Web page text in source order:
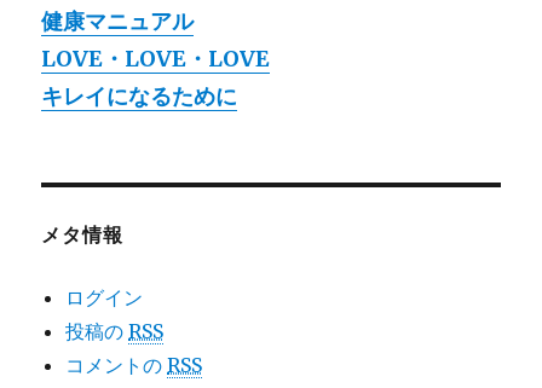
健康マニュアル
LOVE・LOVE・LOVE
キレイになるために
メタ情報
ログイン
投稿のRSS
コメントのRSS